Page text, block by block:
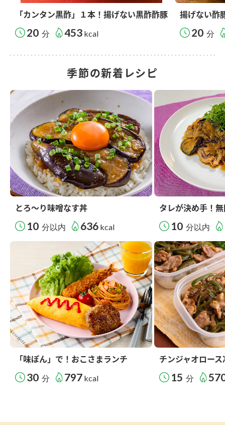
「カンタン黒酢」１本！揚げない黒酢酢豚
20 分 453 kcal
揚げない酢
20 分
季節の新着レシピ
とろ～り味噌なす丼
10 分以内 636 kcal
タレが決め手！
10 分以内
「味ぽん」で！おこさまランチ
30 分 797 kcal
チンジャオロー
15 分